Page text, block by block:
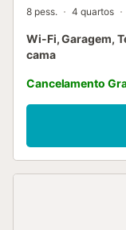
8 pess. 4 quartos
Wi-Fi, Garagem,
cama
Cancelamento